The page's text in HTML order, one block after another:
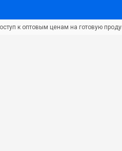
к оптовым ценам на готовую